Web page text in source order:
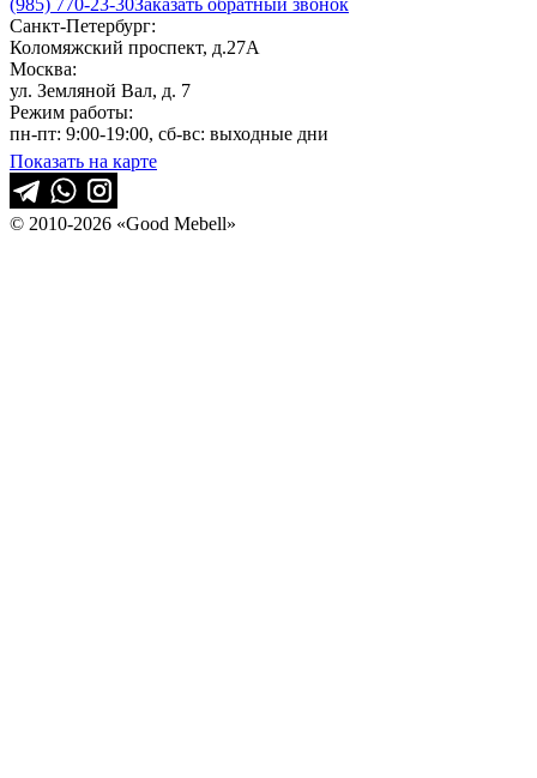
(985) 770-23-30Заказать обратный звонок
Санкт-Петербург:
Коломяжский проспект, д.27А
Москва:
ул. Земляной Вал, д. 7
Режим работы:
пн-пт: 9:00-19:00, сб-вс: выходные дни
Показать на карте
© 2010-2026 «Good Mebell»